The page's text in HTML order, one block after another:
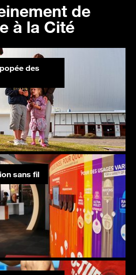
de
à la Cité
des
sans fil